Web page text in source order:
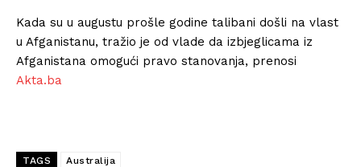
Kada su u augustu prošle godine talibani došli na vlast
u Afganistanu, tražio je od vlade da izbjeglicama iz
Afganistana omogući pravo stanovanja, prenosi
Akta.ba
TAGS Australija